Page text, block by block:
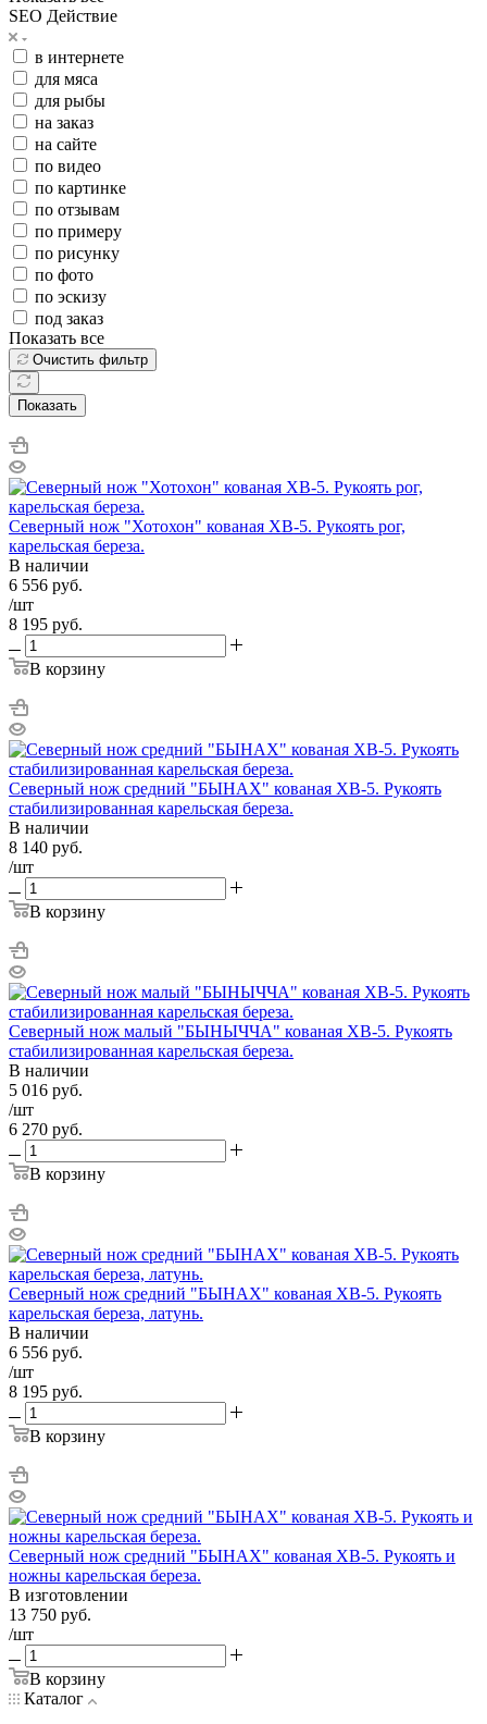
SEO Действие
в интернете
для мяса
для рыбы
на заказ
на сайте
по видео
по картинке
по отзывам
по примеру
по рисунку
по фото
по эскизу
под заказ
Показать все
Очистить фильтр
Показать
Северный нож "Хотохон" кованая ХВ-5. Рукоять рог,
карельская береза.
В наличии
6 556 руб.
/шт
8 195 руб.
В корзину
Северный нож средний "БЫHAХ" кованая ХВ-5. Рукоять
стабилизированная карельская береза.
В наличии
8 140 руб.
/шт
В корзину
Северный нож малый "БЫHЫЧЧА" кованая ХВ-5. Рукоять
стабилизированная карельская береза.
В наличии
5 016 руб.
/шт
6 270 руб.
В корзину
Северный нож средний "БЫHAХ" кованая ХВ-5. Рукоять
карельская береза, латунь.
В наличии
6 556 руб.
/шт
8 195 руб.
В корзину
Северный нож средний "БЫHAХ" кованая ХВ-5. Рукоять и
ножны карельская береза.
В изготовлении
13 750 руб.
/шт
В корзину
Каталог